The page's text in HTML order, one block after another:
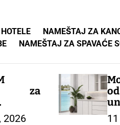
NAMEŠTAJ ZA
NAMEŠTAJ ZA SPAVAĆE
za
2026